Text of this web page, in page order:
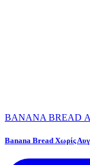
BANANA BREAD
Banana Bread Χωρίς